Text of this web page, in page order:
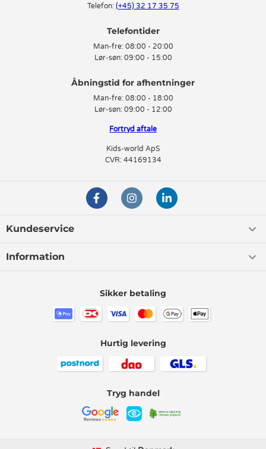
Telefon: (+45) 32 17 35 75
Telefontider
Man-fre: 08:00 - 20:00
Lør-søn: 09:00 - 15:00
Man-fre: 08:00 - 18:00
Lør-søn: 09:00 - 12:00
Fortryd aftale
Kids-world ApS
CVR: 44169134
Kundeservice
Information
Sikker betaling
Hurtig levering
Tryg handel